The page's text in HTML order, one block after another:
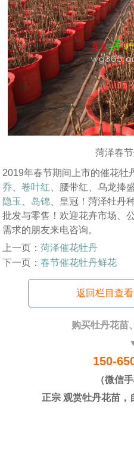
菏泽春
2019年春节期间上市的催花
乔 、卷叶红 、腰带红、乌龙捧
隐玉
岛锦 、皇冠！菏泽牡丹
批发与零售！欢迎花卉市场、
需求的朋友来电咨询。
上一页：菏泽催花牡丹
下一页：春节催花牡丹鲜花
返回栏目查
购买牡丹花苗
150-
（微信
正宗 观赏牡丹花苗，